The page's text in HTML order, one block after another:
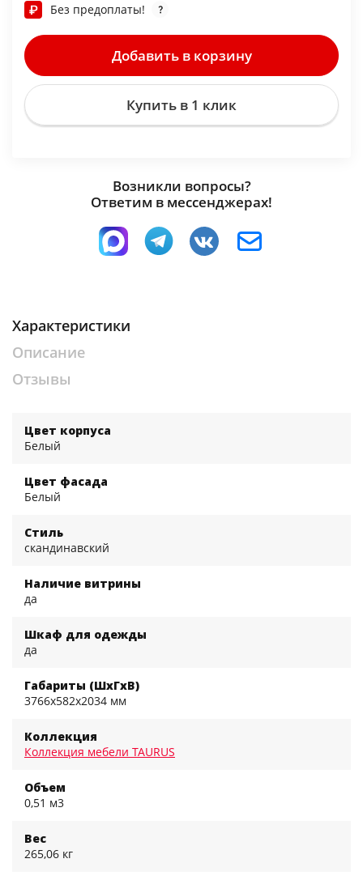
Без предоплаты!
Добавить в корзину
Купить в 1 клик
Возникли вопросы?
Ответим в мессенджерах!
Характеристики
Описание
Отзывы
Цвет корпуса
Белый
Цвет фасада
Белый
Стиль
скандинавский
Наличие витрины
да
Шкаф для одежды
да
Габариты (ШхГхВ)
3766x582x2034 мм
Коллекция
Коллекция мебели TAURUS
Объем
0,51 м3
Вес
265,06 кг